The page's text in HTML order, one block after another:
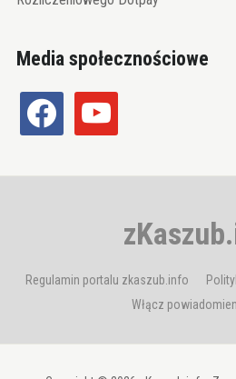
Media społecznościowe
facebook youtube
Regulamin portalu zkaszub.info
Włącz